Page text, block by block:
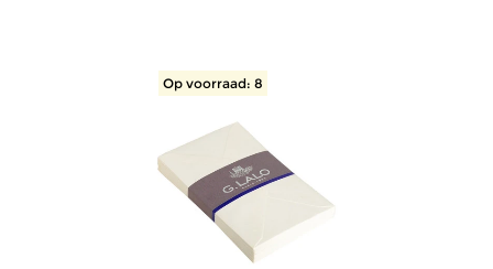
Op voorraad: 8